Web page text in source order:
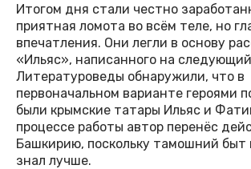
Итогом дня стали честно
приятная ломота во всём теле, но
впечатления. Они легли в основу
«Ильяс», написанного на
Литературоведы обнаружили, что в
первоначальном варианте героями
были крымские татары Ильяс и
процессе работы автор перенёс
Башкирию, поскольку тамошний быт
знал лучше.